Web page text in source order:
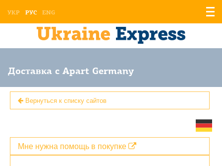
УКР РУС ENG
Доставка с Apart Germany
Вернуться к списку сайтов
Мне нужна помощь в покупке